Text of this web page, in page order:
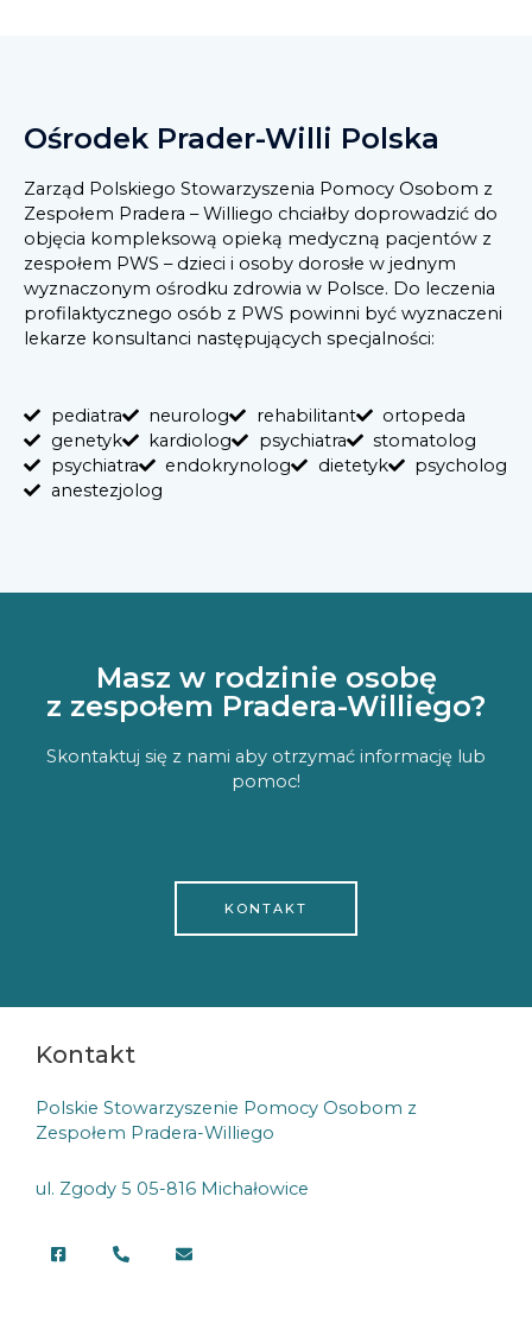
Ośrodek Prader-Willi Polska
Zarząd Polskiego Stowarzyszenia Pomocy Osobom z
Zespołem Pradera – Williego chciałby doprowadzić do
objęcia kompleksową opieką medyczną pacjentów z
zespołem PWS – dzieci i osoby dorosłe w jednym
wyznaczonym ośrodku zdrowia w Polsce. Do leczenia
profilaktycznego osób z PWS powinni być wyznaczeni
lekarze konsultanci następujących specjalności:
pediatra neurolog rehabilitant
ortopeda
genetyk
kardiolog psychiatra
stomatolog
psychiatra
endokrynolog dietetyk
psycholog
anestezjolog
Masz w rodzinie osobę
z zespołem Pradera-Williego?
Skontaktuj się z nami aby otrzymać informację lub
pomoc!
KONTAKT
Kontakt
Polskie Stowarzyszenie Pomocy Osobom z
Zespołem Pradera-Williego
ul. Zgody 5 05-816 Michałowice